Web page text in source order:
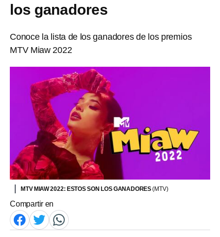
los ganadores
Conoce la lista de los ganadores de los premios
MTV Miaw 2022
MTV MIAW 2022: ESTOS SON LOS GANADORES(MTV)
Compartir en